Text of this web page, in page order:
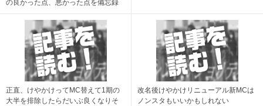
の良かった点、悪かった点を備忘録
として残すスレ
正直、けやかけってMC替えて1期の
大半を排除したらだいぶ良くなりそ
改名後けやかけリニューアル新MCは
ノンスタもいいかもしれない